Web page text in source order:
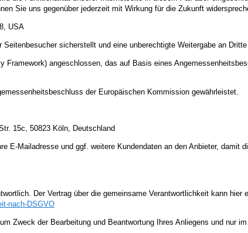
Sie uns gegenüber jederzeit mit Wirkung für die Zukunft
USA
sicherstellt und eine unberechtigte Weitergabe an
angeschlossen, das auf Basis eines
der Europäischen Kommission gewährleistet.
15c, 50823 Köln, Deutschland
Mailadresse und ggf. weitere Kundendaten an den Anbieter, damit
Der Vertrag über die gemeinsame Verantwortlichkeit kann hier
nach-DSGVO
Zweck der Bearbeitung und Beantwortung Ihres Anliegens und nur